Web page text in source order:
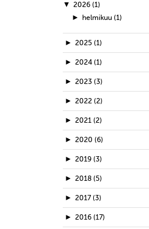
▼ 2026 (1)
► helmikuu (1)
► 2025 (1)
► 2024 (1)
► 2023 (3)
► 2022 (2)
► 2021 (2)
► 2020 (6)
► 2019 (3)
► 2018 (5)
► 2017 (3)
► 2016 (17)